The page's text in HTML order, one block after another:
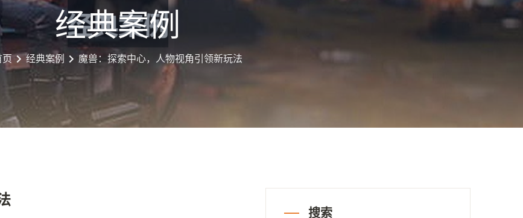
经典案例
经典案例 魔兽：探索中心，人物视角引领新玩法
搜索